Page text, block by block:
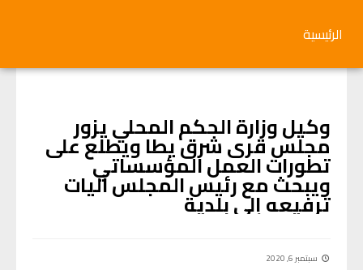
الرئيسية
الأخبار والاعلانات
وكيل وزارة الحكم المحلي يزور
مجلس قرى شرق يطا ويطلع على
تطورات العمل المؤسساتي
ويبحث مع رئيس المجلس آليات
ترفيعه إلى بلدية
سبتمبر 6, 2020